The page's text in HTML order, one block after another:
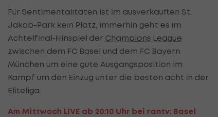
Für Sentimentalitäten ist im ausverkauften St.
Jakob-Park kein Platz, immerhin geht es im
Achtelfinal-Hinspiel der Champions League
zwischen dem FC Basel und dem FC Bayern
München um eine gute Ausgangsposition im
Kampf um den Einzug unter die besten acht in der
Eliteliga.
Am Mittwoch LIVE ab 20:10 Uhr bei rantv: Basel